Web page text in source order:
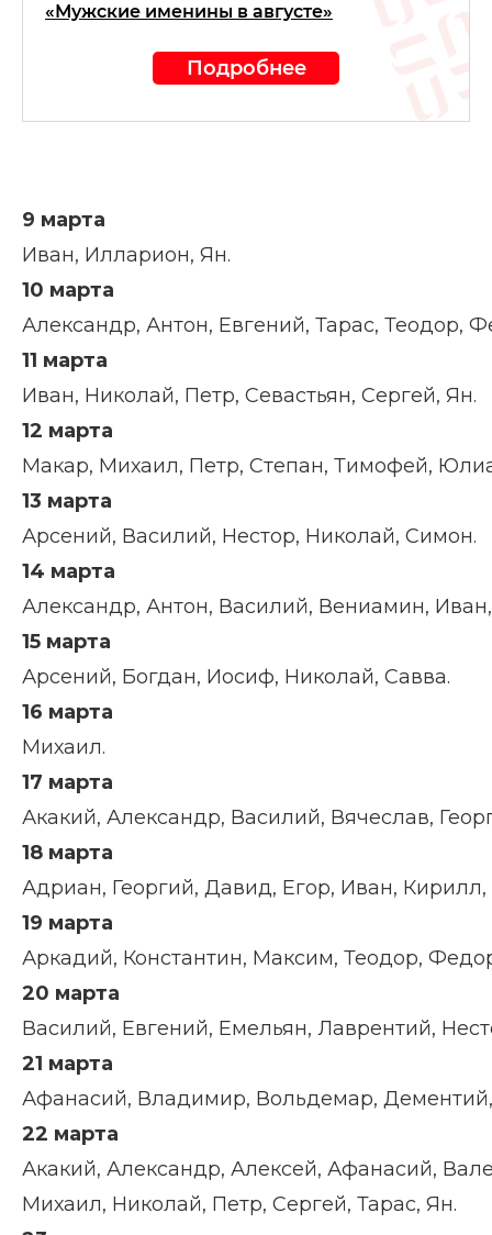
«Мужские именины в августе»
Подробнее
9 марта
Иван, Илларион, Ян.
10 марта
Александр, Антон, Евгений, Тарас, Теодор,
11 марта
Иван, Николай, Петр, Севастьян, Сергей, Ян.
12 марта
Макар, Михаил, Петр, Степан, Тимофей,
13 марта
Арсений, Василий, Нестор, Николай, Симон.
14 марта
Александр, Антон, Василий, Вениамин,
15 марта
Арсений, Богдан, Иосиф, Николай, Савва.
16 марта
Михаил.
17 марта
Акакий, Александр, Василий, Вячеслав,
18 марта
Адриан, Георгий, Давид, Егор, Иван,
19 марта
Аркадий, Константин, Максим, Теодор,
20 марта
Василий, Евгений, Емельян, Лаврентий,
21 марта
Афанасий, Владимир, Вольдемар,
22 марта
Акакий, Александр, Алексей, Афанасий,
Михаил, Николай, Петр, Сергей, Тарас, Ян.